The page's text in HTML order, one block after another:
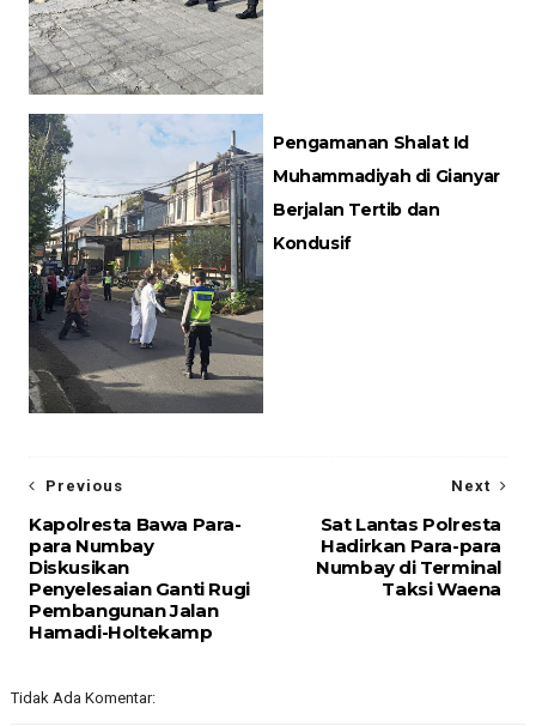
Pengamanan Shalat Id
Muhammadiyah di Gianyar
Berjalan Tertib dan
Kondusif
Next
Sat Lantas Polresta
Hadirkan Para-para
Numbay di Terminal
Taksi Waena
Previous
Kapolresta Bawa Para-
para Numbay
Diskusikan
Penyelesaian Ganti Rugi
Pembangunan Jalan
Hamadi-Holtekamp
Tidak Ada Komentar: